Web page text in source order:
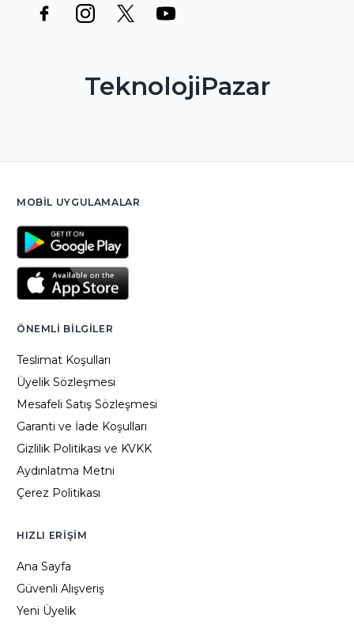
TeknolojiPazar
MOBIL UYGULAMALAR
ÖNEMLI BILGILER
Teslimat Koşulları
Üyelik Sözleşmesi
Mesafeli Satış Sözleşmesi
Garanti ve İade Koşulları
Gizlilik Politikası ve KVKK
Aydınlatma Metni
Çerez Politikası
HIZLI ERIŞIM
Ana Sayfa
Güvenli Alışveriş
Yeni Üyelik